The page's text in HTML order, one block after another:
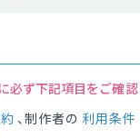
ず下記項目をご確認
、制作者の 利用条件